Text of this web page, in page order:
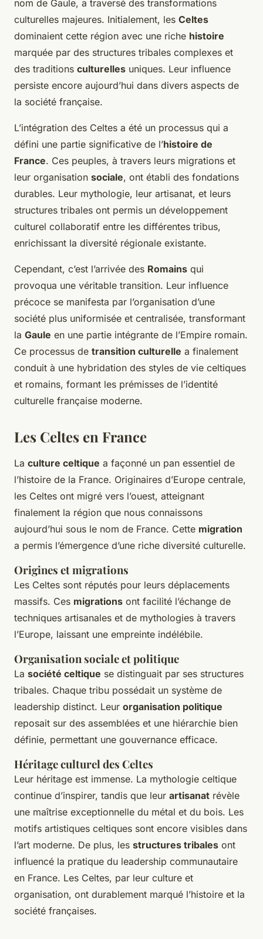
nom de Gaule, a traversé des transformations
culturelles majeures. Initialement, les Celtes
dominaient cette région avec une riche histoire
marquée par des structures tribales complexes et
des traditions culturelles uniques. Leur influence
persiste encore aujourd’hui dans divers aspects de
la société française.
L’intégration des Celtes a été un processus qui a
défini une partie significative de l’histoire de
France. Ces peuples, à travers leurs migrations et
leur organisation sociale, ont établi des fondations
durables. Leur mythologie, leur artisanat, et leurs
structures tribales ont permis un développement
culturel collaboratif entre les différentes tribus,
enrichissant la diversité régionale existante.
Cependant, c’est l’arrivée des Romains qui
provoqua une véritable transition. Leur influence
précoce se manifesta par l’organisation d’une
société plus uniformisée et centralisée, transformant
la Gaule en une partie intégrante de l’Empire romain.
Ce processus de transition culturelle a finalement
conduit à une hybridation des styles de vie celtiques
et romains, formant les prémisses de l’identité
culturelle française moderne.
Les Celtes en France
La culture celtique a façonné un pan essentiel de
l’histoire de la France. Originaires d’Europe centrale,
les Celtes ont migré vers l’ouest, atteignant
finalement la région que nous connaissons
aujourd’hui sous le nom de France. Cette migration
a permis l’émergence d’une riche diversité culturelle.
Origines et migrations
Les Celtes sont réputés pour leurs déplacements
massifs. Ces migrations ont facilité l’échange de
techniques artisanales et de mythologies à travers
l’Europe, laissant une empreinte indélébile.
Organisation sociale et politique
La société celtique se distinguait par ses structures
tribales. Chaque tribu possédait un système de
leadership distinct. Leur organisation politique
reposait sur des assemblées et une hiérarchie bien
définie, permettant une gouvernance efficace.
Héritage culturel des Celtes
Leur héritage est immense. La mythologie celtique
continue d’inspirer, tandis que leur artisanat révèle
une maîtrise exceptionnelle du métal et du bois. Les
motifs artistiques celtiques sont encore visibles dans
l’art moderne. De plus, les structures tribales ont
influencé la pratique du leadership communautaire
en France. Les Celtes, par leur culture et
organisation, ont durablement marqué l’histoire et la
société françaises.